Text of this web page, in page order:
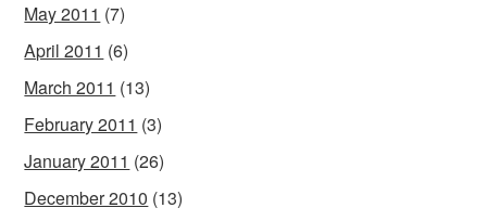
May 2011 (7)
April 2011 (6)
March 2011 (13)
February 2011 (3)
January 2011 (26)
December 2010 (13)